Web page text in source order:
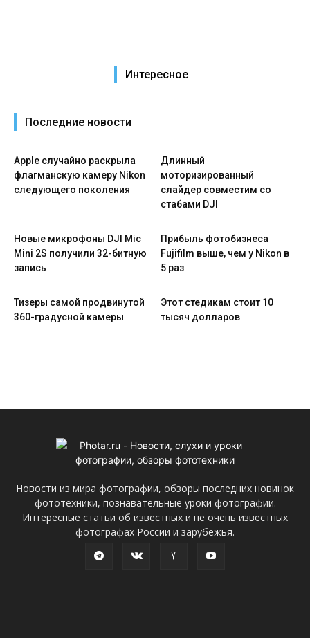
Интересное
Последние новости
Apple случайно раскрыла
флагманскую камеру Nikon
следующего поколения
Длинный
моторизированный
слайдер совместим со
стабами DJI
Новые микрофоны DJI Mic
Mini 2S получили 32-битную
запись
Прибыль фотобизнеса
Fujifilm выше, чем у Nikon в
5 раз
Тизеры самой продвинутой
360-градусной камеры
Этот стедикам стоит 10
тысяч долларов
Новости из мира фотографии, обзоры последних новинок
фототехники, познавательные уроки фотографии.
Интересные статьи об известных и не очень известных
фотографах России и зарубежья.